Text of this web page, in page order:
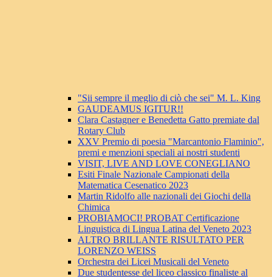
"Sii sempre il meglio di ciò che sei" M. L. King
GAUDEAMUS IGITUR!!
Clara Castagner e Benedetta Gatto premiate dal
Rotary Club
XXV Premio di poesia "Marcantonio Flaminio",
premi e menzioni speciali ai nostri studenti
VISIT, LIVE AND LOVE CONEGLIANO
Esiti Finale Nazionale Campionati della
Matematica Cesenatico 2023
Martin Ridolfo alle nazionali dei Giochi della
Chimica
PROBIAMOCI! PROBAT Certificazione
Linguistica di Lingua Latina del Veneto 2023
ALTRO BRILLANTE RISULTATO PER
LORENZO WEISS
Orchestra dei Licei Musicali del Veneto
Due studentesse del liceo classico finaliste al